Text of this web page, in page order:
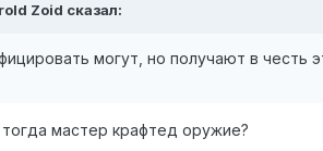
Zoid сказал:
могут, но получают в честь
мастер крафтед оружие?